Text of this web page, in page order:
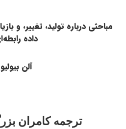
درباره تولید، تغییر، و بازیابی
داده رابطه‌ای
آلن بیولیو
ترجمه کامران بزرگزاد